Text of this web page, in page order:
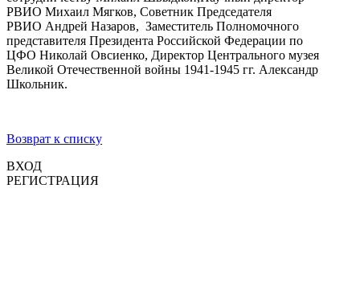
РВИО Михаил Мягков, Советник Председателя
РВИО Андрей Назаров, Заместитель Полномочного
представителя Президента Российской Федерации по
ЦФО Николай Овсиенко, Директор Центрального музея
Великой Отечественной войны 1941-1945 гг. Александр
Школьник.
Возврат к списку
ВХОД
РЕГИСТРАЦИЯ